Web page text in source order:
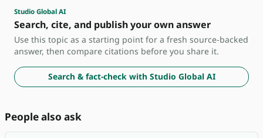
Studio Global AI
Search, cite, and publish your own answer
Use this topic as a starting point for a fresh source-backed
answer, then compare citations before you share it.
Search & fact-check with Studio Global AI
People also ask